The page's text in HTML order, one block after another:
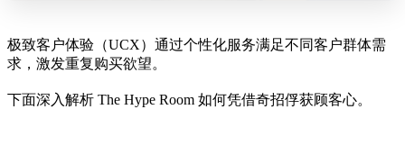
极致客户体验（UCX）通过个性化服务满足不同客户群体需
求，激发重复购买欲望。
下面深入解析 The Hype Room 如何凭借奇招俘获顾客心。